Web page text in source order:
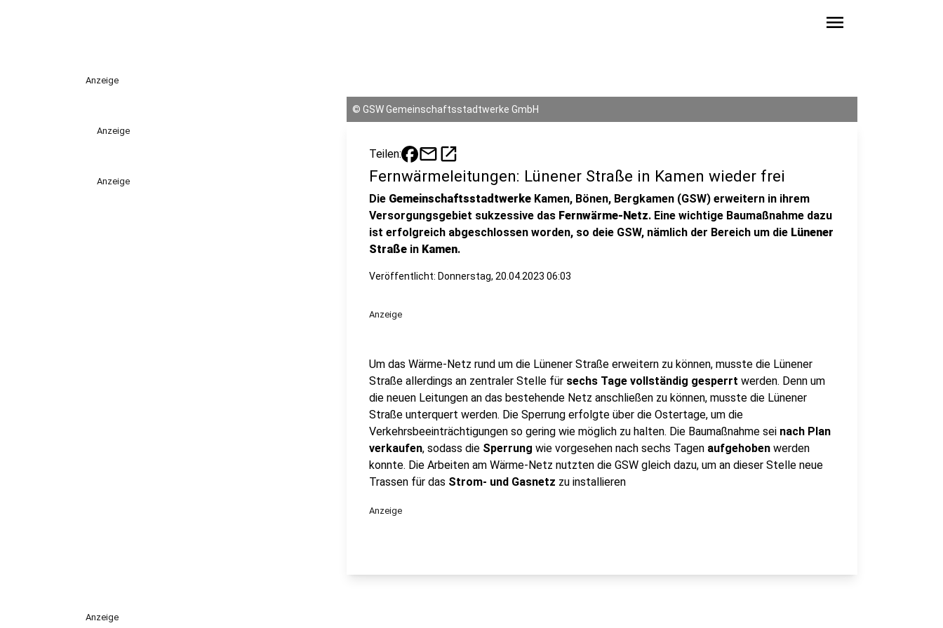
menu
Anzeige
Anzeige
Anzeige
© GSW Gemeinschaftsstadtwerke GmbH
Teilen: mailopen_in_new
Fernwärmeleitungen: Lünener Straße in Kamen wieder frei
Die Gemeinschaftsstadtwerke Kamen, Bönen, Bergkamen (GSW) erweitern in ihrem
Versorgungsgebiet sukzessive das Fernwärme-Netz. Eine wichtige Baumaßnahme dazu
ist erfolgreich abgeschlossen worden, so deie GSW, nämlich der Bereich um die Lünener
Straße in Kamen.
Veröffentlicht: Donnerstag, 20.04.2023 06:03
Anzeige
Um das Wärme-Netz rund um die Lünener Straße erweitern zu können, musste die Lünener
Straße allerdings an zentraler Stelle für sechs Tage vollständig gesperrt werden. Denn um
die neuen Leitungen an das bestehende Netz anschließen zu können, musste die Lünener
Straße unterquert werden. Die Sperrung erfolgte über die Ostertage, um die
Verkehrsbeeinträchtigungen so gering wie möglich zu halten. Die Baumaßnahme sei nach Plan
verkaufen, sodass die Sperrung wie vorgesehen nach sechs Tagen aufgehoben werden
konnte. Die Arbeiten am Wärme-Netz nutzten die GSW gleich dazu, um an dieser Stelle neue
Trassen für das Strom- und Gasnetz zu installieren
Anzeige
Anzeige